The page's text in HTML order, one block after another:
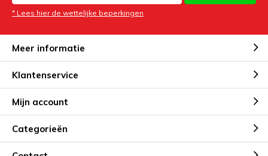
* Lees hier de wettelijke beperkingen
Meer informatie
Klantenservice
Mijn account
Categorieën